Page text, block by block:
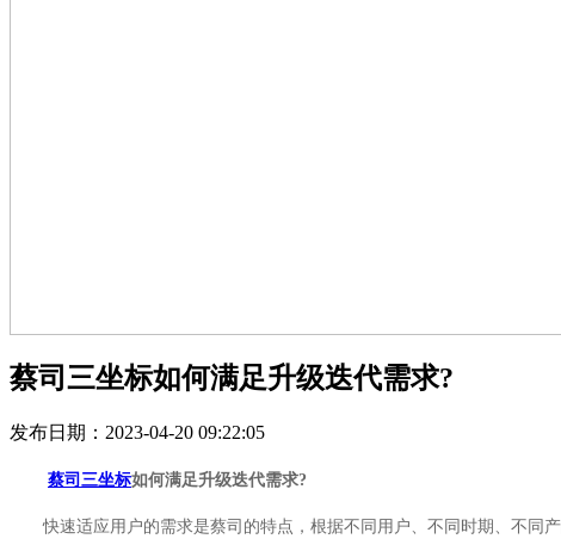
蔡司三坐标如何满足升级迭代需求?
发布日期：2023-04-20 09:22:05
蔡司三坐标如何满足升级迭代需求?
快速适应用户的需求是蔡司的特点，根据不同用户、不同时期、不同产